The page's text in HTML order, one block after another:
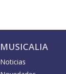
MUSICALIA
Noticias